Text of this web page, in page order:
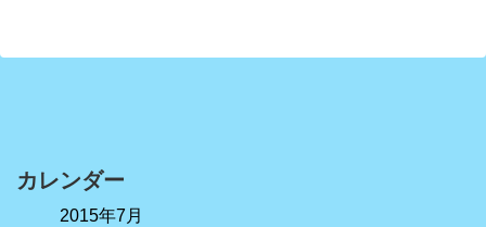
カレンダー
2015年7月